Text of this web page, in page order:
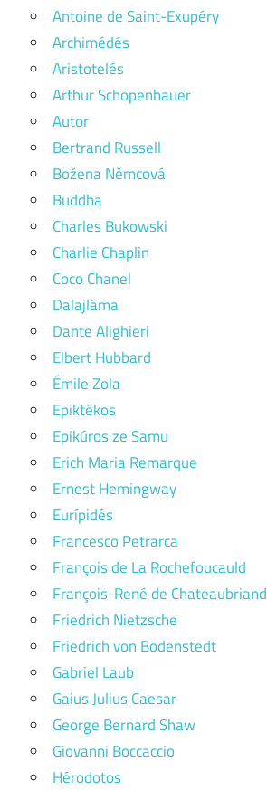
Antoine de Saint-Exupéry
Archimédés
Aristotelés
Arthur Schopenhauer
Autor
Bertrand Russell
Božena Němcová
Buddha
Charles Bukowski
Charlie Chaplin
Coco Chanel
Dalajláma
Dante Alighieri
Elbert Hubbard
Émile Zola
Epiktékos
Epikúros ze Samu
Erich Maria Remarque
Ernest Hemingway
Eurípidés
Francesco Petrarca
François de La Rochefoucauld
François-René de Chateaubriand
Friedrich Nietzsche
Friedrich von Bodenstedt
Gabriel Laub
Gaius Julius Caesar
George Bernard Shaw
Giovanni Boccaccio
Hérodotos